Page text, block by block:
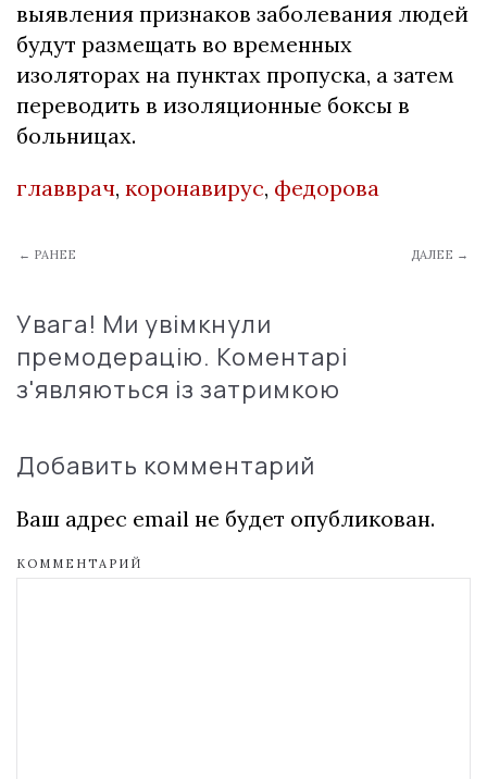
выявления признаков заболевания людей
будут размещать во временных
изоляторах на пунктах пропуска, а затем
переводить в изоляционные боксы в
больницах.
главврач, коронавирус, федорова
← РАНЕЕ ДАЛЕЕ →
Увага! Ми увімкнули
премодерацію. Коментарі
з'являються із затримкою
Добавить комментарий
Ваш адрес email не будет опубликован.
КОММЕНТАРИЙ